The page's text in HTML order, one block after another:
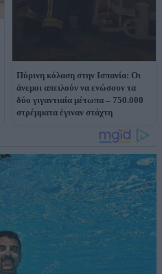
Πύρινη κόλαση στην Ισπανία: Οι
άνεμοι απειλούν να ενώσουν τα
δύο γιγαντιαία μέτωπα – 750.000
στρέμματα έγιναν στάχτη